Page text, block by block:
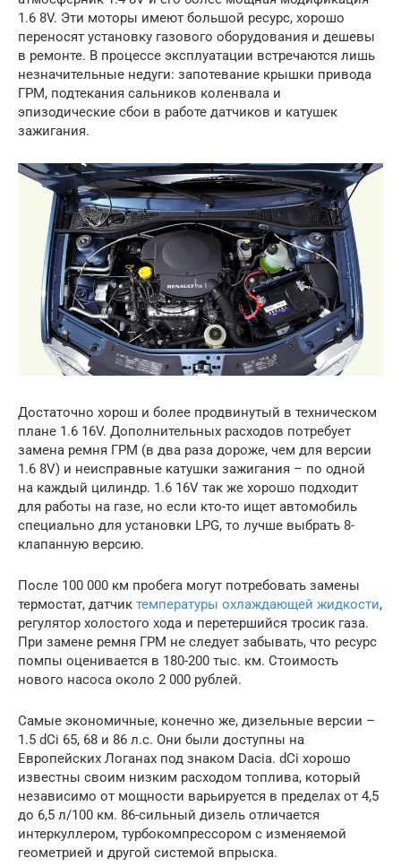
1.6 8V. Эти моторы имеют большой ресурс, хорошо
переносят установку газового оборудования и дешевы
в ремонте. В процессе эксплуатации встречаются лишь
незначительные недуги: запотевание крышки привода
ГРМ, подтекания сальников коленвала и
эпизодические сбои в работе датчиков и катушек
зажигания.
Достаточно хорош и более продвинутый в техническом
плане 1.6 16V. Дополнительных расходов потребует
замена ремня ГРМ (в два раза дороже, чем для версии
1.6 8V) и неисправные катушки зажигания – по одной
на каждый цилиндр. 1.6 16V так же хорошо подходит
для работы на газе, но если кто-то ищет автомобиль
специально для установки LPG, то лучше выбрать 8-
клапанную версию.
После 100 000 км пробега могут потребовать замены
термостат, датчик температуры охлаждающей жидкости,
регулятор холостого хода и перетершийся тросик газа.
При замене ремня ГРМ не следует забывать, что ресурс
помпы оценивается в 180-200 тыс. км. Стоимость
нового насоса около 2 000 рублей.
Самые экономичные, конечно же, дизельные версии –
1.5 dCi 65, 68 и 86 л.с. Они были доступны на
Европейских Логанах под знаком Dacia. dCi хорошо
известны своим низким расходом топлива, который
независимо от мощности варьируется в пределах от 4,5
до 6,5 л/100 км. 86-сильный дизель отличается
интеркуллером, турбокомпрессором с изменяемой
геометрией и другой системой впрыска.